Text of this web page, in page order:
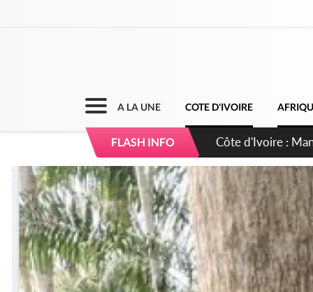
A LA UNE COTE D'IVOIRE
FLASH INFO
Côte d'Ivoire :
dépigmentants